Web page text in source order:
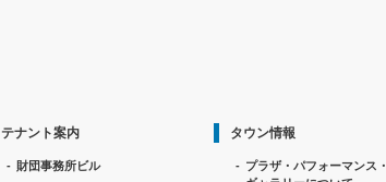
テナント案内
財団事務所ビル
タウン情報
プラザ・パフォーマンス・